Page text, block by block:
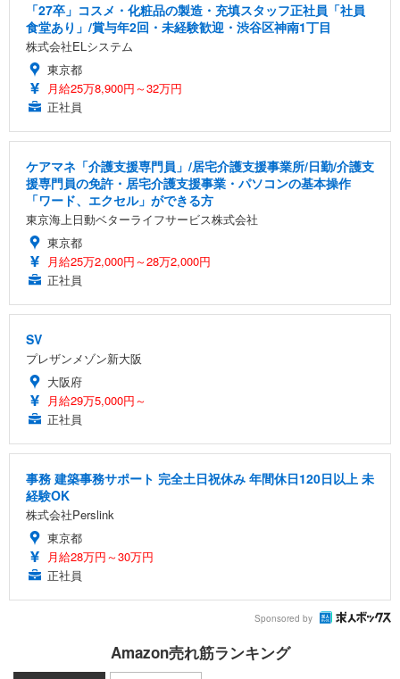
「27卒」コスメ・化粧品の製造・充填スタッフ正社員「社員
食堂あり」/賞与年2回・未経験歓迎・渋谷区神南1丁目
株式会社ELシステム
東京都
月給25万8,900円～32万円
正社員
ケアマネ「介護支援専門員」/居宅介護支援事業所/日勤/介護支
援専門員の免許・居宅介護支援事業・パソコンの基本操作
「ワード、エクセル」ができる方
東京海上日動ベターライフサービス株式会社
東京都
月給25万2,000円～28万2,000円
正社員
SV
プレザンメゾン新大阪
大阪府
月給29万5,000円～
正社員
事務 建築事務サポート 完全土日祝休み 年間休日120日以上 未
経験OK
株式会社Perslink
東京都
月給28万円～30万円
正社員
Sponsored by
Amazon売れ筋ランキング